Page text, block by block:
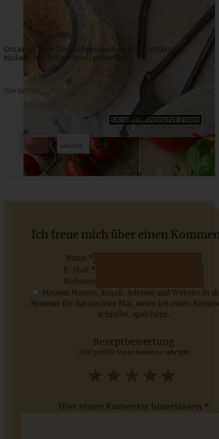
Apfel-Walnusskuchen mit karamellisierten Walnüssen
Omas saftiger Zwetschgenkuchen mit Zimtkruste -
einfach und blitzschnell gebacken
ZUM BEITRAG
Saisonale Rezepte im Juli - meine 7 sommerlichen
SKIP TO COMMENT FORM
Ich freue mich über einen
Name *
E-Mail *
Webseite
Meinen Namen, Email-Adresse und Website in
Browser für das nächste Mal, wenn ich einen
schreibe, speichern.
Rezeptbewertung
(fünf gefüllte Sterne bedeuten: sehr gut )
Hier einen Komentar hinerlassen *